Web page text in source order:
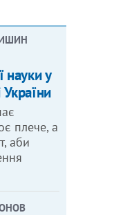
науки у
плече, а
аби